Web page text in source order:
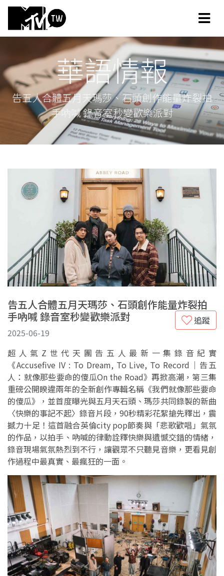
華語情報
告五人合體五月天瑪莎、石頭創作能量炸裂拍
手吶喊 錄音室秒變歡樂派對
告五人合體五月天瑪莎、石頭創作能量炸裂拍
手吶喊 錄音室秒變歡樂派對
追蹤
2025-06-19
超人氣Z世代天團告五人最新一集錄音紀實
《Accusefive IV : To Dream, To Live, To Record｜告五
人：就像那些要命的傻瓜On the Road》再掀高潮，第三集
重磅公開睽違兩年的全新創作專輯名稱《我們就像那些要命
的傻瓜》，並首度曝光與五月天石頭、瑪莎共同錄製的新曲
〈快樂的事記不起〉錄音片段，90秒精彩花絮搶先釋出，震
撼力十足！這首融合英倫city pop節奏與「悲歌歡唱」氣氛
的作品，以拍手、吶喊的律動詮釋快樂與遺憾交錯的情緒，
錄音現場氣氛熱烈到不行，讓觀眾不只聽見音樂，更看見創
作過程中最真實、最瘋狂的一面。